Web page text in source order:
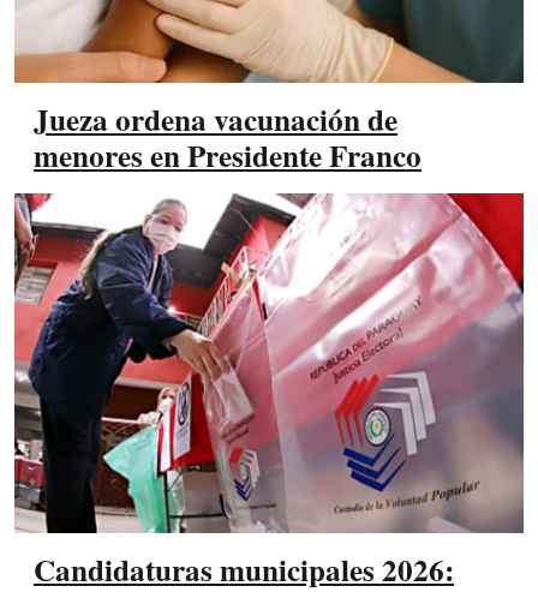
Jueza ordena vacunación de
menores en Presidente Franco
Candidaturas municipales 2026: